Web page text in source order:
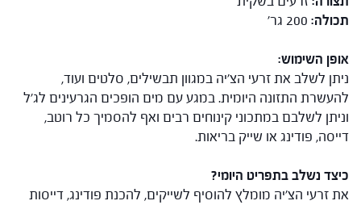
תכולה:
אופן השימוש:
ניתן לשלב את זרעי הצ'יה במגוון תבשילים, סלטים ועוד,
להעשרת התזונה היומית. במגע עם מים הופכים הגרעינים לג'ל
וניתן לשלבם במתכוני קינוחים רבים ואף להסמיך כל רוטב,
דייסה, פודינג או שייק בריאות.
כיצד נשלב בתפריט היומי?
את זרעי הצ'יה מומלץ להוסיף לשייקים, להכנת פודינג, דייסות